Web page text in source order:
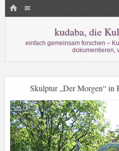
HOME
kudaba, die
einfach gemeinsam forschen –
dokumentieren,
Skulptur „Der Morgen“ in